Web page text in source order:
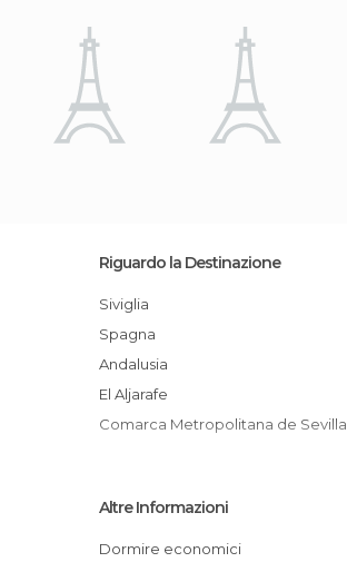
Riguardo la Destinazione
Siviglia
Spagna
Andalusia
El Aljarafe
Comarca Metropolitana de Sevilla
Altre Informazioni
Dormire economici